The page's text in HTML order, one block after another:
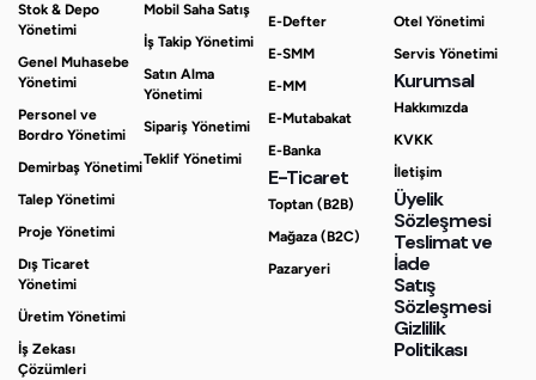
Stok & Depo
Yönetimi
Genel Muhasebe
Yönetimi
Personel ve
Bordro Yönetimi
Demirbaş Yönetimi
Talep Yönetimi
Proje Yönetimi
Dış Ticaret
Yönetimi
Üretim Yönetimi
İş Zekası
Çözümleri
Mobil Saha Satış
İş Takip Yönetimi
Satın Alma
Yönetimi
Sipariş Yönetimi
Teklif Yönetimi
E-Defter
E-SMM
E-MM
E-Mutabakat
E-Banka
E-Ticaret
Toptan (B2B)
Mağaza (B2C)
Pazaryeri
Otel Yönetimi
Servis Yönetimi
Kurumsal
Hakkımızda
KVKK
İletişim
Üyelik
Sözleşmesi
Teslimat ve
İade
Satış
Sözleşmesi
Gizlilik
Politikası